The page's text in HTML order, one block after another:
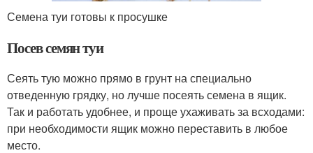
Семена туи готовы к просушке
Посев семян туи
Сеять тую можно прямо в грунт на специально
отведенную грядку, но лучше посеять семена в ящик.
Так и работать удобнее, и проще ухаживать за всходами:
при необходимости ящик можно переставить в любое
место.